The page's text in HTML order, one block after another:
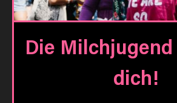
Die
dich!